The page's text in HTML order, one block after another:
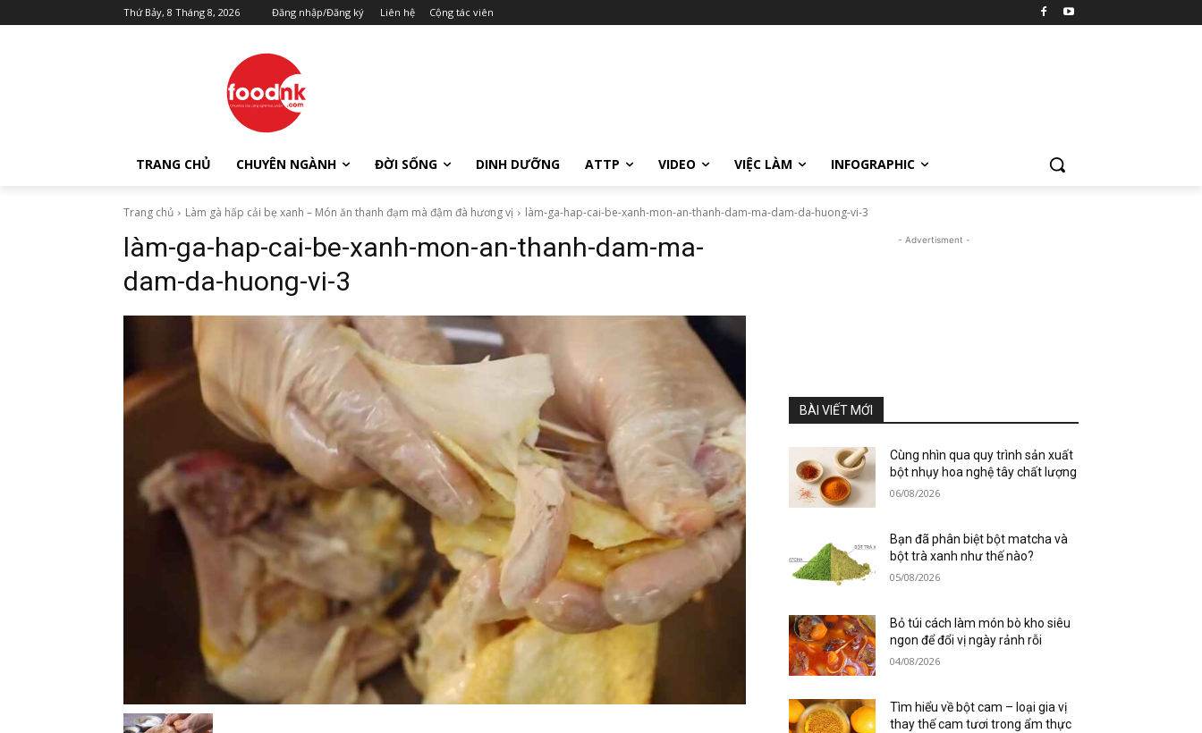
Thứ Bảy, 8 Tháng 8, 2026 Đăng nhập/Đăng ký Liên hệ Cộng tác viên
TRANG CHỦ CHUYÊN NGÀNH ĐỜI SỐNG DINH DƯỠNG ATTP VIDEO VIỆC LÀM INFOGRAPHIC
Trang chủ Làm gà hấp cải bẹ xanh – Món ăn thanh đạm mà đậm đà hương vị làm-ga-hap-cai-be-xanh-mon-an-thanh-dam-ma-dam-da-huong-vi-3
làm-ga-hap-cai-be-xanh-mon-an-thanh-dam-ma-
dam-da-huong-vi-3
- Advertisment -
BÀI VIẾT MỚI
Cùng nhìn qua quy trình sản xuất
bột nhụy hoa nghệ tây chất lượng
06/08/2026
Bạn đã phân biệt bột matcha và
bột trà xanh như thế nào?
05/08/2026
Bỏ túi cách làm món bò kho siêu
ngon để đổi vị ngày rảnh rỗi
04/08/2026
Tìm hiểu về bột cam – loại gia vị
thay thế cam tươi trong ẩm thực